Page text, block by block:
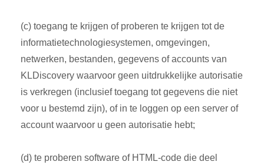
(c) toegang te krijgen of proberen te krijgen tot de
informatietechnologiesystemen, omgevingen,
netwerken, bestanden, gegevens of accounts van
KLDiscovery waarvoor geen uitdrukkelijke autorisatie
is verkregen (inclusief toegang tot gegevens die niet
voor u bestemd zijn), of in te loggen op een server of
account waarvoor u geen autorisatie hebt;
(d) te proberen software of HTML-code die deel